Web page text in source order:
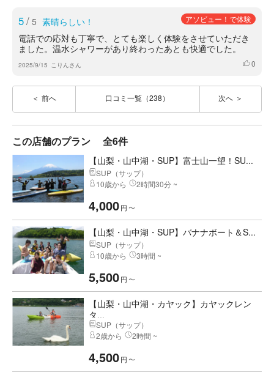
5/ 5 素晴らしい！ アソビュー！で体験
電話での応対も丁寧で、とても楽しく体験をさせていただき
ました。温水シャワーがあり終わったあとも快適でした。
2025/9/15 こりんさん いいね
0
前へ 口コミ一覧（238） 次へ
この店舗のプラン 全6件
【山梨・山中湖・SUP】富士山一望！SU...
SUP（サップ）
10歳から
2時間30分 ~
4,000円 〜
【山梨・山中湖・SUP】バナナボート＆S...
SUP（サップ）
10歳から
3時間 ~
5,500円 〜
【山梨・山中湖・カヤック】カヤックレン
タ...
SUP（サップ）
2歳から
2時間 ~
4,500円 〜